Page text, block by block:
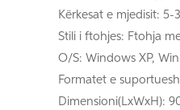
Kërkesat e mjedisit: 5-
Stili i ftohjes: Ftohja
O/S: Windows XP, Win
Formatet e
Dimensioni(LxWxH):